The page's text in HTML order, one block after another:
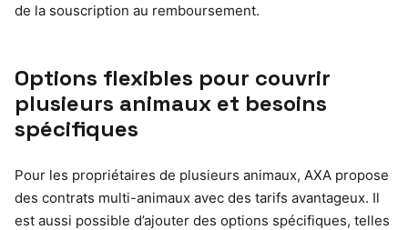
de la souscription au remboursement.
Options flexibles pour couvrir
plusieurs animaux et besoins
spécifiques
Pour les propriétaires de plusieurs animaux, AXA propose
des contrats multi-animaux avec des tarifs avantageux. Il
est aussi possible d’ajouter des options spécifiques, telles